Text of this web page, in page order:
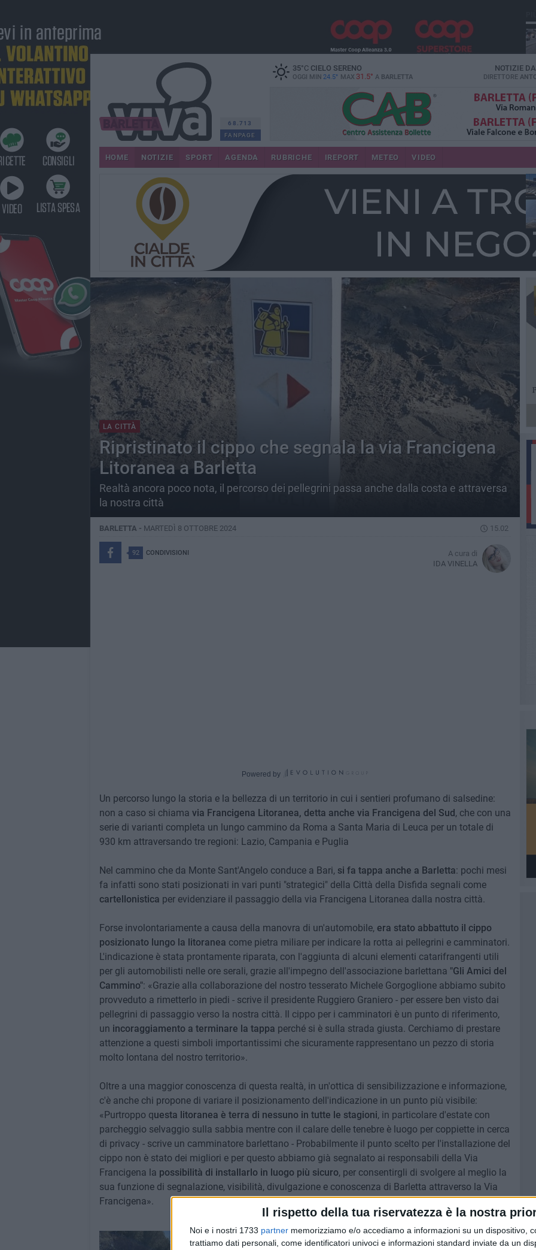
Il rispetto della tua riservatezza è la nostra
Noi e i nostri 1733 partner memorizziamo e/o accediamo a informazioni su un dispositivo,
trattiamo dati personali, come identificatori univoci e informazioni standard inviate da un
68.713
FANPAGE
35°CCIELO SERENO
OGGI MIN 24.5° MAX 31.5° A BARLETTA
NOTIZIE
DIRETTORE
HOME NOTIZIE SPORT AGENDA RUBRICHE IREPORT METEO VIDEO
LA CITTÀ
Ripristinato il cippo che segnala la via Francigena
Litoranea a Barletta
Realtà ancora poco nota, il percorso dei pellegrini passa anche dalla costa e attraversa
la nostra città
BARLETTA - MARTEDÌ 8 OTTOBRE 2024 15.02
92 CONDIVISIONI
A cura di
IDA VINELLA
Powered by
Un percorso lungo la storia e la bellezza di un territorio in cui i sentieri profumano di salsedine:
non a caso si chiama via Francigena Litoranea, detta anche via Francigena del Sud, che con una
serie di varianti completa un lungo cammino da Roma a Santa Maria di Leuca per un totale di
930 km attraversando tre regioni: Lazio, Campania e Puglia
Nel cammino che da Monte Sant'Angelo conduce a Bari, si fa tappa anche a Barletta: pochi mesi
fa infatti sono stati posizionati in vari punti "strategici" della Città della Disfida segnali come
cartellonistica per evidenziare il passaggio della via Francigena Litoranea dalla nostra città.
Forse involontariamente a causa della manovra di un'automobile, era stato abbattuto il cippo
posizionato lungo la litoranea come pietra miliare per indicare la rotta ai pellegrini e camminatori.
L'indicazione è stata prontamente riparata, con l'aggiunta di alcuni elementi catarifrangenti utili
per gli automobilisti nelle ore serali, grazie all'impegno dell'associazione barlettana "Gli Amici del
Cammino": «Grazie alla collaborazione del nostro tesserato Michele Gorgoglione abbiamo subito
provveduto a rimetterlo in piedi - scrive il presidente Ruggiero Graniero - per essere ben visto dai
pellegrini di passaggio verso la nostra città. Il cippo per i camminatori è un punto di riferimento,
un incoraggiamento a terminare la tappa perché si è sulla strada giusta. Cerchiamo di prestare
attenzione a questi simboli importantissimi che sicuramente rappresentano un pezzo di storia
molto lontana del nostro territorio».
Oltre a una maggior conoscenza di questa realtà, in un'ottica di sensibilizzazione e informazione,
c'è anche chi propone di variare il posizionamento dell'indicazione in un punto più visibile:
«Purtroppo questa litoranea è terra di nessuno in tutte le stagioni, in particolare d'estate con
parcheggio selvaggio sulla sabbia mentre con il calare delle tenebre è luogo per coppiette in cerca
di privacy - scrive un camminatore barlettano - Probabilmente il punto scelto per l'installazione del
cippo non è stato dei migliori e per questo abbiamo già segnalato ai responsabili della Via
Francigena la possibilità di installarlo in luogo più sicuro, per consentirgli di svolgere al meglio la
sua funzione di segnalazione, visibilità, divulgazione e conoscenza di Barletta attraverso la Via
Francigena».